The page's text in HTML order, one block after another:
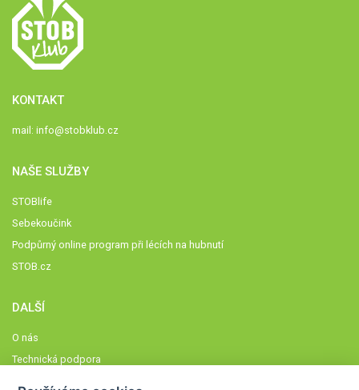
KONTAKT
mail: info@stobklub.cz
NAŠE SLUŽBY
STOBlife
Sebekoučink
Podpůrný online program při lécích na hubnutí
STOB.cz
DALŠÍ
O nás
Technická podpora